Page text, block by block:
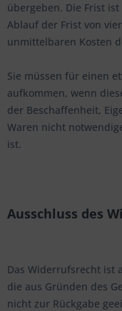
übergeben. Die Frist
Ablauf der Frist von
unmittelbaren Kosten
Sie müssen für einen
aufkommen, wenn
der Beschaffenheit,
Waren nicht
ist.
Ausschluss des
Das Widerrufsrecht ist
die aus Gründen des
nicht zur Rückgabe